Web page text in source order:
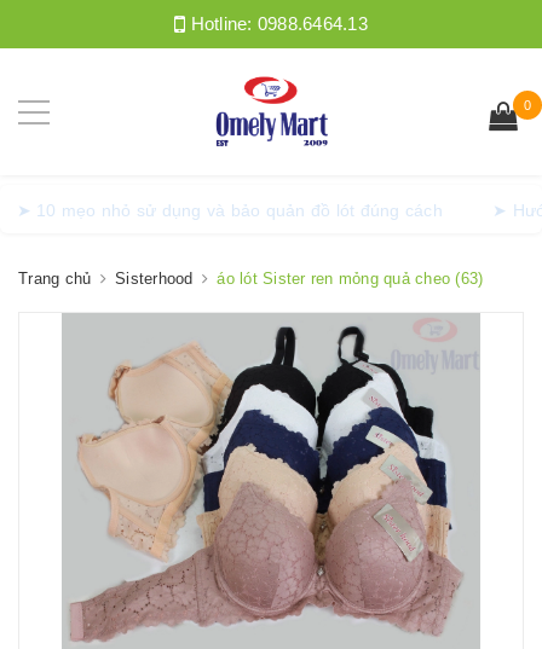
Hotline: 0988.6464.13
0
➤ 10 mẹo nhỏ sử dụng và bảo quản đồ lót đúng cách ➤
Trang chủ Sisterhood áo lót Sister ren mỏng quả cheo (63)